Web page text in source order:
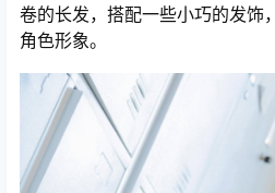
卷的长发，搭配一些小巧的发饰
角色形象。